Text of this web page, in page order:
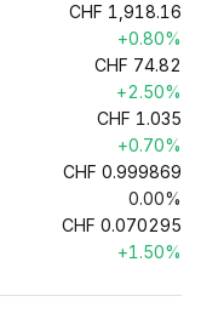
CHF 1,918.16
+0.80%
CHF 74.82
+2.50%
CHF 1.035
+0.70%
CHF 0.999869
0.00%
CHF 0.070295
+1.50%